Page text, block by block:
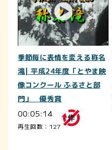
季節毎に表情を変える称名
滝| 平成24年度「とやま映
像コンクール ふるさと部
門」 優秀賞
00:05:14
再生回数：127